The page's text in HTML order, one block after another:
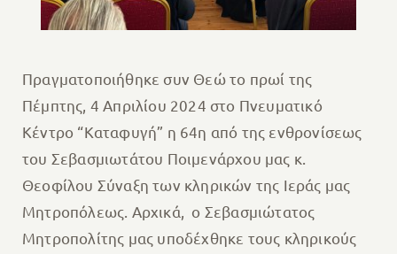
Πραγματοποιήθηκε συν Θεώ το πρωί της
Πέμπτης, 4 Απριλίου 2024 στο Πνευματικό
Κέντρο “Καταφυγή” η 64η από της ενθρονίσεως
του Σεβασμιωτάτου Ποιμενάρχου μας κ.
Θεοφίλου Σύναξη των κληρικών της Ιεράς μας
Μητροπόλεως. Αρχικά, ο Σεβασμιώτατος
Μητροπολίτης μας υποδέχθηκε τους κληρικούς